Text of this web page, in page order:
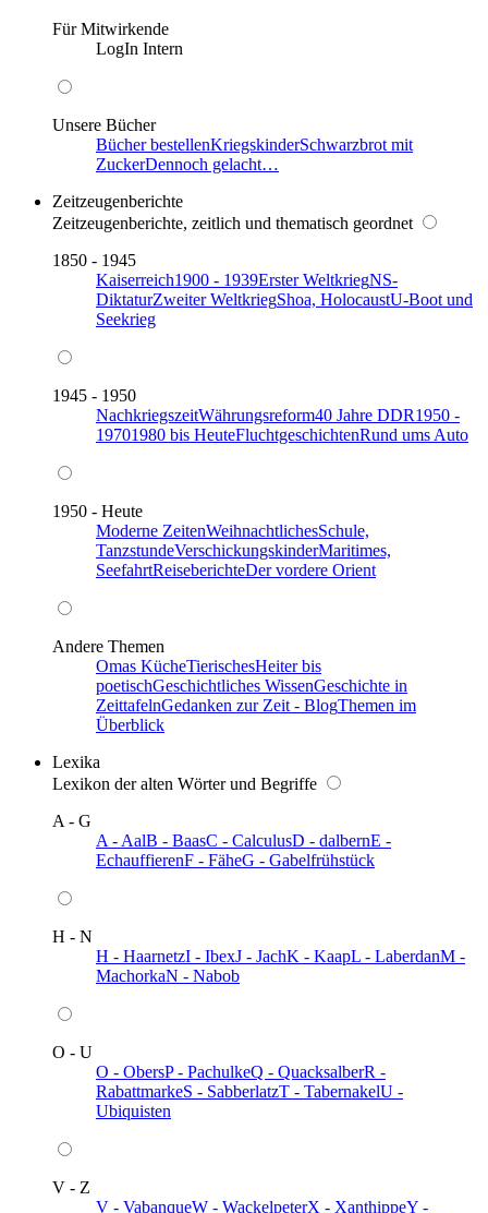
Für Mitwirkende
LogIn Intern
Unsere Bücher
Bücher bestellenKriegskinderSchwarzbrot mit
ZuckerDennoch gelacht…
Zeitzeugenberichte
Zeitzeugenberichte, zeitlich und thematisch geordnet
1850 - 1945
Kaiserreich1900 - 1939Erster WeltkriegNS-
DiktaturZweiter WeltkriegShoa, HolocaustU-Boot und
Seekrieg
1945 - 1950
NachkriegszeitWährungsreform40 Jahre DDR1950 -
19701980 bis HeuteFluchtgeschichtenRund ums Auto
1950 - Heute
Moderne ZeitenWeihnachtlichesSchule,
TanzstundeVerschickungskinderMaritimes,
SeefahrtReiseberichteDer vordere Orient
Andere Themen
Omas KücheTierischesHeiter bis
poetischGeschichtliches WissenGeschichte in
ZeittafelnGedanken zur Zeit - BlogThemen im
Überblick
Lexika
Lexikon der alten Wörter und Begriffe
A - G
A - AalB - BaasC - CalculusD - dalbernE -
EchauffierenF - FäheG - Gabelfrühstück
H - N
H - HaarnetzI - IbexJ - JachK - KaapL - LaberdanM -
MachorkaN - Nabob
O - U
O - ObersP - PachulkeQ - QuacksalberR -
RabattmarkeS - SabberlatzT - TabernakelU -
Ubiquisten
V - Z
V - VabanqueW - WackelpeterX - XanthippeY -